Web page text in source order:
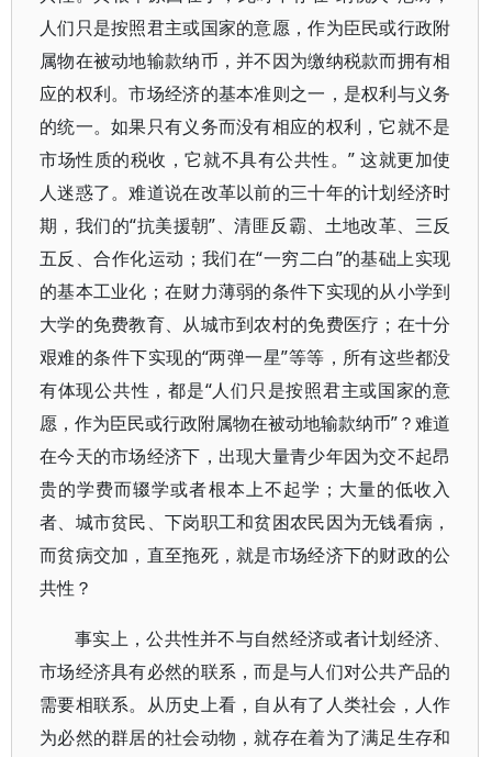
人们只是按照君主或国家的意愿，作为臣民或行政附
属物在被动地输款纳币，并不因为缴纳税款而拥有相
应的权利。市场经济的基本准则之一，是权利与义务
的统一。如果只有义务而没有相应的权利，它就不是
市场性质的税收，它就不具有公共性。” 这就更加使
人迷惑了。难道说在改革以前的三十年的计划经济时
期，我们的“抗美援朝”、清匪反霸、土地改革、三反
五反、合作化运动；我们在“一穷二白”的基础上实现
的基本工业化；在财力薄弱的条件下实现的从小学到
大学的免费教育、从城市到农村的免费医疗；在十分
艰难的条件下实现的“两弹一星”等等，所有这些都没
有体现公共性，都是“人们只是按照君主或国家的意
愿，作为臣民或行政附属物在被动地输款纳币”？难道
在今天的市场经济下，出现大量青少年因为交不起昂
贵的学费而辍学或者根本上不起学；大量的低收入
者、城市贫民、下岗职工和贫困农民因为无钱看病，
而贫病交加，直至拖死，就是市场经济下的财政的公
共性？
事实上，公共性并不与自然经济或者计划经济、
市场经济具有必然的联系，而是与人们对公共产品的
需要相联系。从历史上看，自从有了人类社会，人作
为必然的群居的社会动物，就存在着为了满足生存和